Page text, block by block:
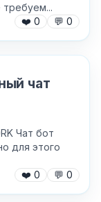
✕
❤️ 0 💬 0
чат
Чат бот
для этого
❤️ 0 💬 0